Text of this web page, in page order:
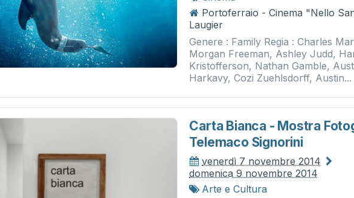
Portoferraio - Cinema "Nello
Laugier
Genere : Family Regia : Charles
Morgan Freeman, Ashley Judd,
Kristofferson, Nathan Gamble,
Harkavy, Cozi Zuehlsdorff, Austin...
Carta Bianca - Mostra
Telemaco Signorini
venerdì 7 novembre 2014
domenica 9 novembre 2014
Arte e Cultura